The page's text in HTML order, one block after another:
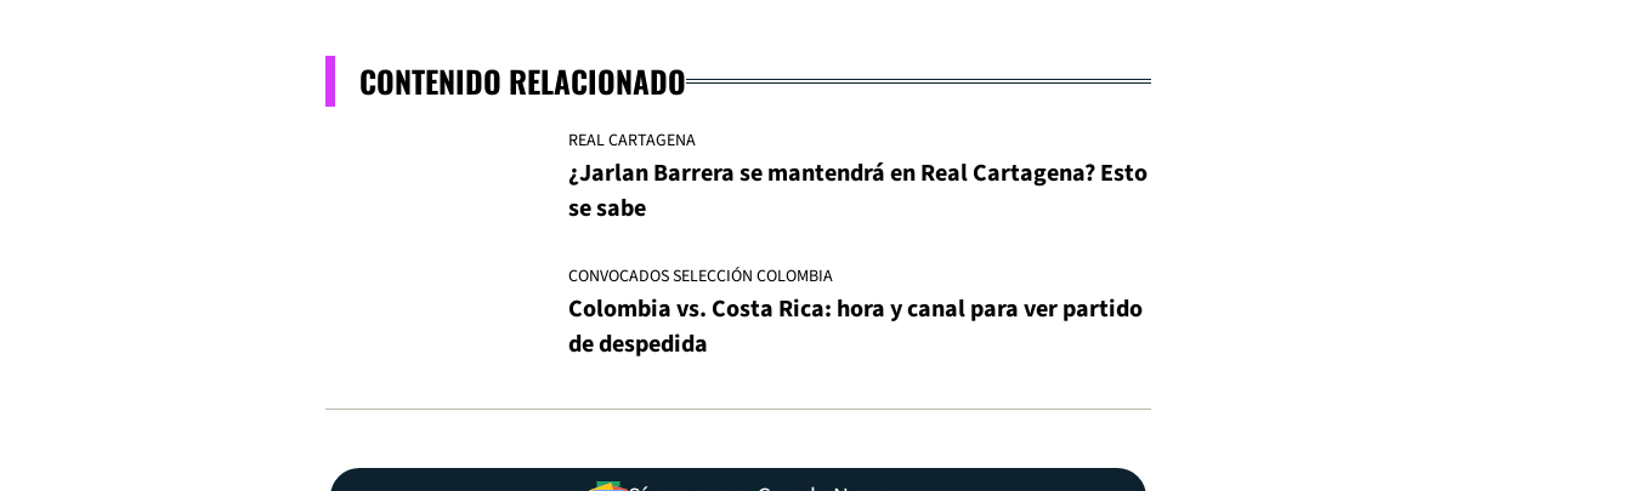
CONTENIDO RELACIONADO
REAL CARTAGENA
¿Jarlan Barrera se mantendrá en Real Cartagena? Esto
se sabe
CONVOCADOS SELECCIÓN COLOMBIA
Colombia vs. Costa Rica: hora y canal para ver partido
de despedida